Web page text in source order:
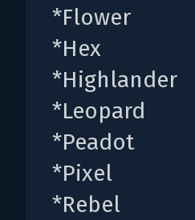
*Flower
*Hex
*Highlander
*Leopard
*Peadot
*Pixel
*Rebel